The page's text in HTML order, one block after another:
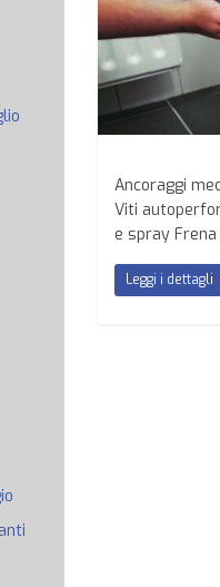
Ancoraggi
Viti
e spray
Leggi i dettagli